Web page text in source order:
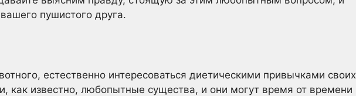
пушистого друга.
естественно интересоваться диетическими привычками своих
как известно, любопытные существа, и они могут время от времени